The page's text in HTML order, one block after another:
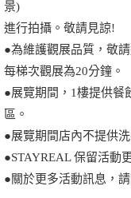
景)
進行拍攝。敬請見諒!
●為維護觀展品質，敬
每梯次觀展為20分鐘。
●展覽期間，1樓提供餐
區。
●展覽期間店內不提供
●STAYREAL 保留活動
●關於更多活動訊息，